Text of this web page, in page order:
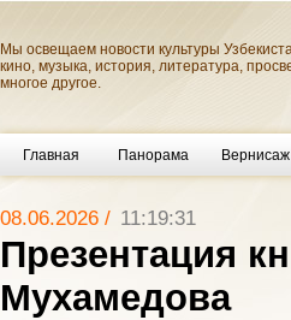
Мы освещаем новости культуры
кино, музыка, история, литература,
многое другое.
Главная Панорама Вернисаж
08.06.2026 / 11:19:31
Презентация
Мухамедова